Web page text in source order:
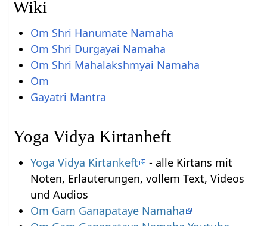
Wiki
Om Shri Hanumate Namaha
Om Shri Durgayai Namaha
Om Shri Mahalakshmyai Namaha
Om
Gayatri Mantra
Yoga Vidya Kirtanheft
Yoga Vidya Kirtankeft
- alle Kirtans mit
Noten, Erläuterungen, vollem Text, Videos
und Audios
Om Gam Ganapataye Namaha